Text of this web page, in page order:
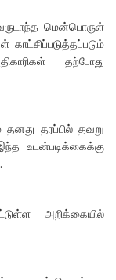
மென்பொருள்
தற்போது
தரப்பில் தவறு
உடன்படிக்கைக்கு
அறிக்கையில்